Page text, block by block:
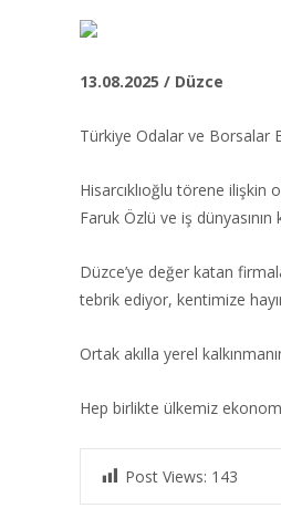
13.08.2025 / Düzce
Türkiye Odalar ve Borsalar
Hisarcıklıoğlu törene ilişkin
Faruk Özlü ve iş dünyasının
Düzce’ye değer katan
tebrik ediyor, kentimize
Ortak akılla yerel
Hep birlikte ülkemiz
Post Views: 143